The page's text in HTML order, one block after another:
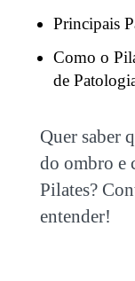
Principais
Como o
de
Quer saber
do ombro e
Pilates?
entender!